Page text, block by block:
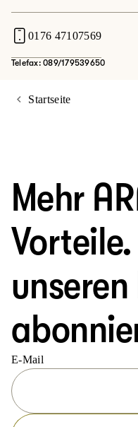
0176 47107569
Telefax: 089/179539650
Startseite
Mehr
E-Mail